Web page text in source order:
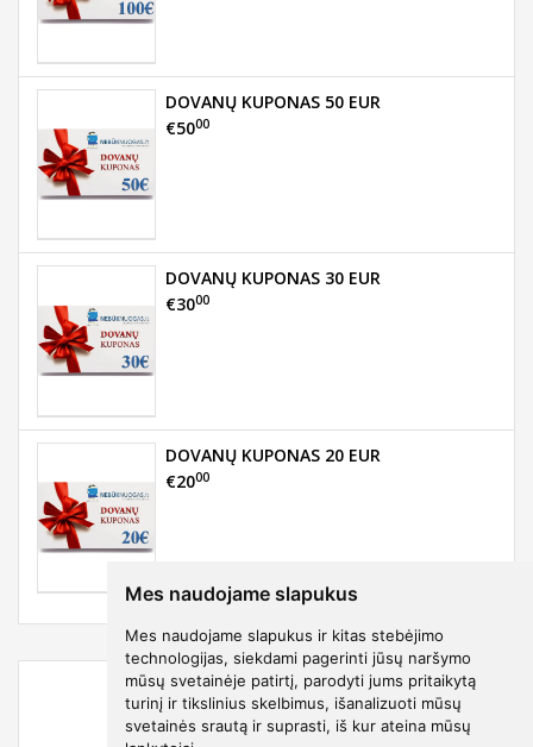
Mes naudojame slapukus
Mes naudojame slapukus ir kitas stebėjimo
technologijas, siekdami pagerinti jūsų naršymo
mūsų svetainėje patirtį, parodyti jums pritaikytą
turinį ir tikslinius skelbimus, išanalizuoti mūsų
svetainės srautą ir suprasti, iš kur ateina mūsų
DOVANŲ KUPONAS 50 EUR
€5000
DOVANŲ KUPONAS 30 EUR
€3000
DOVANŲ KUPONAS 20 EUR
€2000